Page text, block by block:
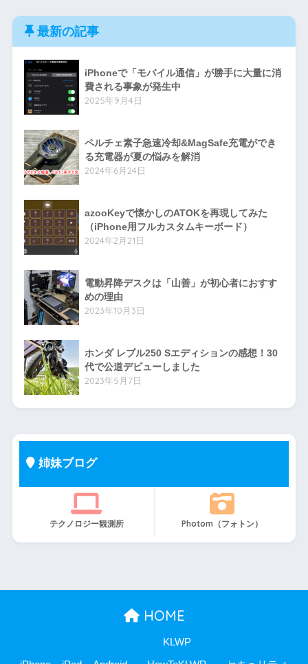
最新の記事
iPhoneで「モバイル通信」が勝手に大量に消
費される事象が発生中
2025年9月4日
ペルチェ素子急速冷却&MagSafe充電ができ
る充電器が夏の悩みを解消
2024年6月24日
azooKeyで懐かしのATOKを再現してみた
（iPhone用フルカスタムキーボード）
2024年2月21日
電動昇降デスクは「山善」が初心者におすす
めの理由
2023年10月3日
ホンダ レブル250 Sエディションの感想！30
代で公道デビューしました
2023年5月7日
姉妹ブログ
テクノロジー観測所 Photom（フォトン）
HOME
KLWP